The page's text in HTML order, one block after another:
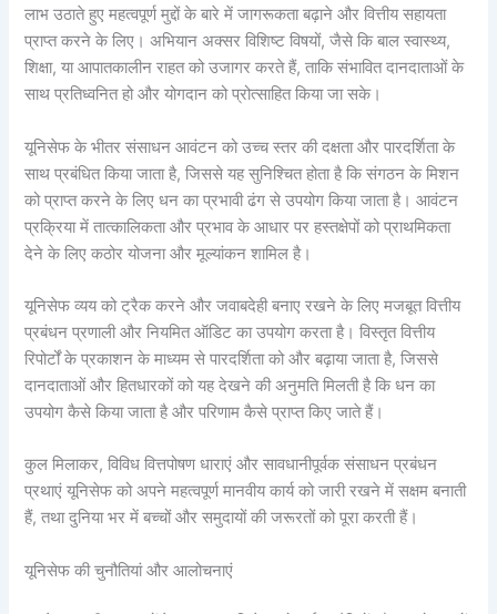
लाभ उठाते हुए महत्वपूर्ण मुद्दों के बारे में जागरूकता बढ़ाने और वित्तीय सहायता
प्राप्त करने के लिए। अभियान अक्सर विशिष्ट विषयों, जैसे कि बाल स्वास्थ्य,
शिक्षा, या आपातकालीन राहत को उजागर करते हैं, ताकि संभावित दानदाताओं के
साथ प्रतिध्वनित हो और योगदान को प्रोत्साहित किया जा सके।
यूनिसेफ के भीतर संसाधन आवंटन को उच्च स्तर की दक्षता और पारदर्शिता के
साथ प्रबंधित किया जाता है, जिससे यह सुनिश्चित होता है कि संगठन के मिशन
को प्राप्त करने के लिए धन का प्रभावी ढंग से उपयोग किया जाता है। आवंटन
प्रक्रिया में तात्कालिकता और प्रभाव के आधार पर हस्तक्षेपों को प्राथमिकता
देने के लिए कठोर योजना और मूल्यांकन शामिल है।
यूनिसेफ व्यय को ट्रैक करने और जवाबदेही बनाए रखने के लिए मजबूत वित्तीय
प्रबंधन प्रणाली और नियमित ऑडिट का उपयोग करता है। विस्तृत वित्तीय
रिपोर्टों के प्रकाशन के माध्यम से पारदर्शिता को और बढ़ाया जाता है, जिससे
दानदाताओं और हितधारकों को यह देखने की अनुमति मिलती है कि धन का
उपयोग कैसे किया जाता है और परिणाम कैसे प्राप्त किए जाते हैं।
कुल मिलाकर, विविध वित्तपोषण धाराएं और सावधानीपूर्वक संसाधन प्रबंधन
प्रथाएं यूनिसेफ को अपने महत्वपूर्ण मानवीय कार्य को जारी रखने में सक्षम बनाती
हैं, तथा दुनिया भर में बच्चों और समुदायों की जरूरतों को पूरा करती हैं।
यूनिसेफ की चुनौतियां और आलोचनाएं